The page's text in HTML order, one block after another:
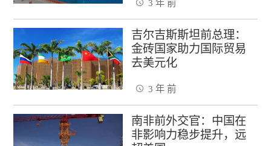
3 年 前
吉尔吉斯斯坦前总理：
金砖国家助力国际贸易
去美元化
3 年 前
南非前外交官：中国在
非影响力稳步提升，远